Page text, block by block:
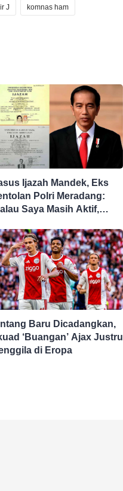
J komnas ham
Ijazah Mandek, Eks
Polri Meradang:
Saya Masih Aktif,
Baru Dicadangkan,
‘Buangan’ Ajax Justru
di Eropa